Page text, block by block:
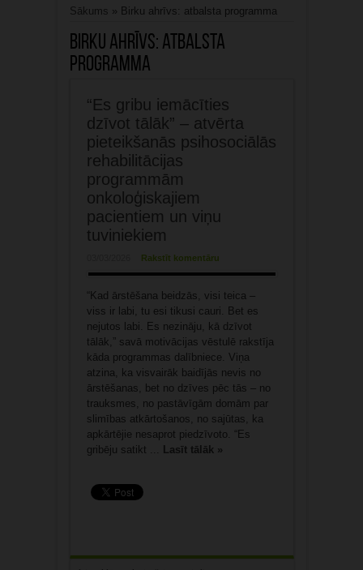
Sākums » Birku ahrīvs: atbalsta programma
Birku ahrīvs: atbalsta
programma
“Es gribu iemācīties
dzīvot tālāk” – atvērta
pieteikšanās psihosociālās
rehabilitācijas
programmām
onkoloģiskajiem
pacientiem un viņu
tuviniekiem
Rakstīt komentāru
“Kad ārstēšana beidzās, visi teica –
viss ir labi, tu esi tikusi cauri. Bet es
nejutos labi. Es nezināju, kā dzīvot
tālāk,” savā motivācijas vēstulē rakstīja
kāda programmas dalībniece. Viņa
atzina, ka visvairāk baidījās nevis no
ārstēšanas, bet no dzīves pēc tās – no
trauksmes, no pastāvīgām domām par
slimības atkārtošanos, no sajūtas, ka
apkārtējie nesaprot piedzīvoto. “Es
gribēju satikt ... Lasīt tālāk »